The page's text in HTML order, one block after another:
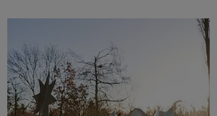
Anlassspenden
Vereine und Initiativen
Sternsingerspenden gezielt einsetzen
Testamentsspende